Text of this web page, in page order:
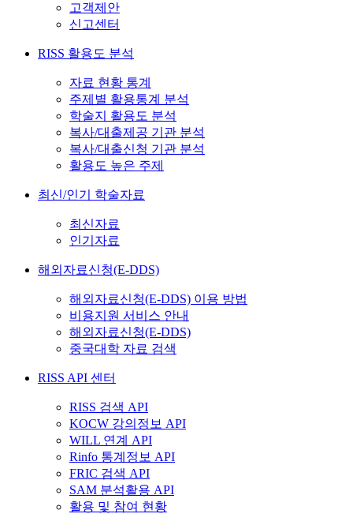
고객제안
신고센터
RISS 활용도 분석
자료 현황 통계
주제별 활용통계 분석
학술지 활용도 분석
복사/대출제공 기관 분석
복사/대출신청 기관 분석
활용도 높은 주제
최신/인기 학술자료
최신자료
인기자료
해외자료신청(E-DDS)
해외자료신청(E-DDS) 이용 방법
비용지원 서비스 안내
해외자료신청(E-DDS)
중국대학 자료 검색
RISS API 센터
RISS 검색 API
KOCW 강의정보 API
WILL 연계 API
Rinfo 통계정보 API
FRIC 검색 API
SAM 분석활용 API
활용 및 참여 현황